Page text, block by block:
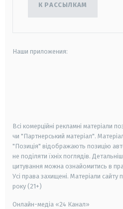
К РАССЫЛКАМ
Наши приложения:
Всі комерційні рекламні матеріали
чи "Партнерський матеріал".
"Позиція" відображають позицію
не поділяти їхніх поглядів.
цитування можна ознайомитись в
Усі права захищені. Матеріали сайту
року (21+)
Онлайн-медіа «24 Канал»